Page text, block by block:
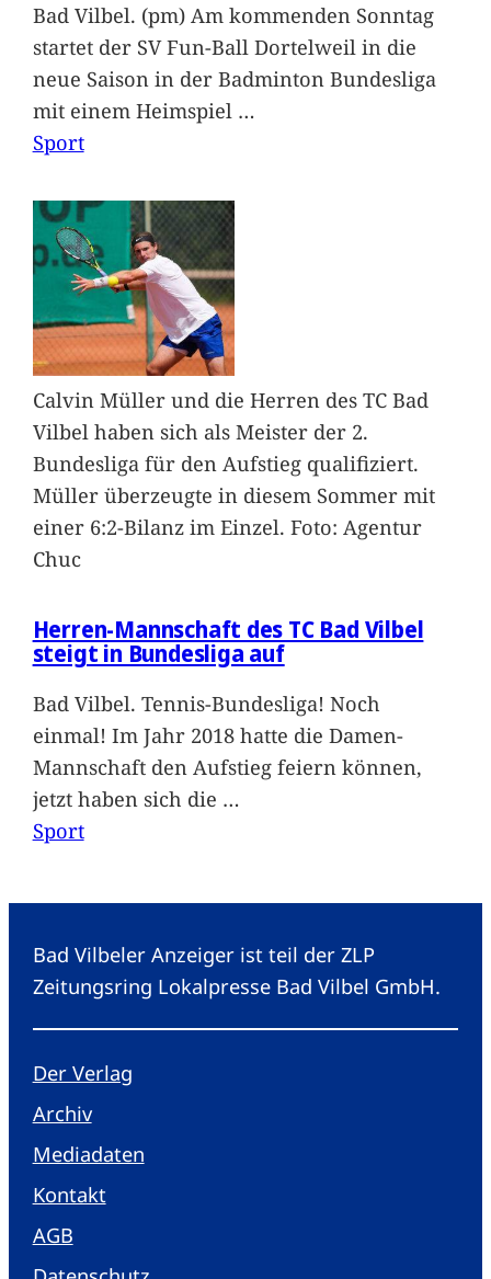
Bad Vilbel. (pm) Am kommenden Sonntag
startet der SV Fun-Ball Dortelweil in die
neue Saison in der Badminton Bundesliga
mit einem Heimspiel …
Sport
Calvin Müller und die Herren des TC Bad
Vilbel haben sich als Meister der 2.
Bundesliga für den Aufstieg qualifiziert.
Müller überzeugte in diesem Sommer mit
einer 6:2-Bilanz im Einzel. Foto: Agentur
Chuc
Herren-Mannschaft des TC Bad Vilbel
steigt in Bundesliga auf
Bad Vilbel. Tennis-Bundesliga! Noch
einmal! Im Jahr 2018 hatte die Damen-
Mannschaft den Aufstieg feiern können,
jetzt haben sich die …
Sport
Bad Vilbeler Anzeiger ist teil der ZLP
Zeitungsring Lokalpresse Bad Vilbel GmbH.
Der Verlag
Archiv
Mediadaten
Kontakt
AGB